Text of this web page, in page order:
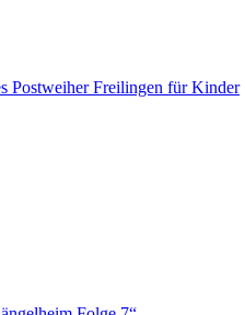
Postweiher Freilingen für Kinder